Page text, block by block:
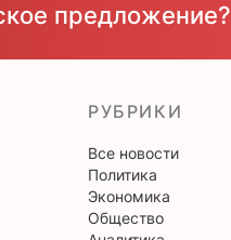
предложение?
РУБРИКИ
Все новости
Политика
Экономика
Общество